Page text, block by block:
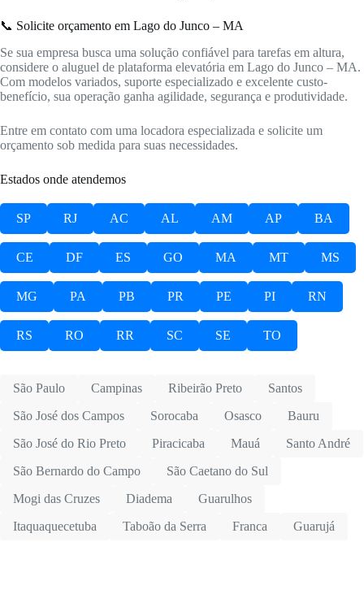
📞 Solicite orçamento em Lago do Junco – MA
Se sua empresa busca uma solução confiável para tarefas em altura,
considere o aluguel de plataforma elevatória em Lago do Junco – MA.
Com modelos variados, suporte especializado e excelente custo-
benefício, sua operação ganha agilidade, segurança e produtividade.
Entre em contato com uma locadora especializada e solicite um
orçamento sob medida para suas necessidades.
Estados onde atendemos
SP RJ AC AL AM AP BA
CE DF ES GO MA MT MS
MG PA PB PR PE PI RN
RS RO RR SC SE TO
São Paulo Campinas Ribeirão Preto
Santos
São José dos Campos
Sorocaba Osasco
Bauru
São José do Rio Preto
Piracicaba Mauá
Santo André
São Bernardo do Campo
São Caetano do Sul
Mogi das Cruzes
Diadema
Guarulhos
Itaquaquecetuba
Taboão da Serra Franca Guarujá